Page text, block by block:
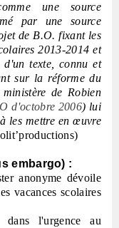
une source
par une source
de B.O. fixant les
2013-2014 et
texte, connu et
sur la réforme du
de Robien
d'octobre 2006) lui
les mettre en œuvre
embargo) :
anonyme dévoile
vacances scolaires
l'urgence au